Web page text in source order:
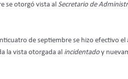
se otorgó vista al Secretario de
de septiembre se hizo efectivo
la vista otorgada al incidentadoy